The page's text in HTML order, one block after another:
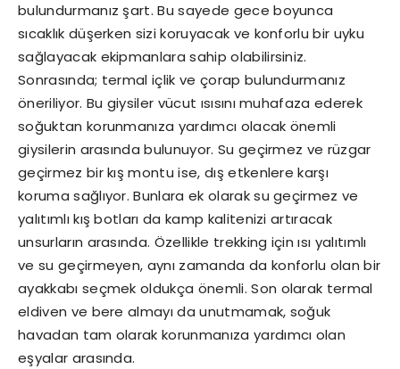
bulundurmanız şart. Bu sayede gece boyunca
sıcaklık düşerken sizi koruyacak ve konforlu bir uyku
sağlayacak ekipmanlara sahip olabilirsiniz.
Sonrasında; termal içlik ve çorap bulundurmanız
öneriliyor. Bu giysiler vücut ısısını muhafaza ederek
soğuktan korunmanıza yardımcı olacak önemli
giysilerin arasında bulunuyor. Su geçirmez ve rüzgar
geçirmez bir kış montu ise, dış etkenlere karşı
koruma sağlıyor. Bunlara ek olarak su geçirmez ve
yalıtımlı kış botları da kamp kalitenizi artıracak
unsurların arasında. Özellikle trekking için ısı yalıtımlı
ve su geçirmeyen, aynı zamanda da konforlu olan bir
ayakkabı seçmek oldukça önemli. Son olarak termal
eldiven ve bere almayı da unutmamak, soğuk
havadan tam olarak korunmanıza yardımcı olan
eşyalar arasında.